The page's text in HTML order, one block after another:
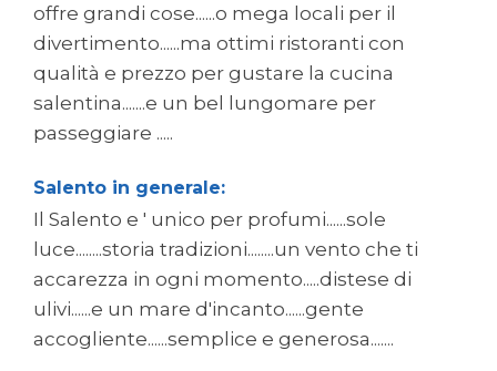
offre grandi cose......o mega locali per il
divertimento......ma ottimi ristoranti con
qualità e prezzo per gustare la cucina
salentina.......e un bel lungomare per
passeggiare .....
Salento in generale:
Il Salento e ' unico per profumi......sole
luce........storia tradizioni........un vento che ti
accarezza in ogni momento.....distese di
ulivi......e un mare d'incanto......gente
accogliente......semplice e generosa.......